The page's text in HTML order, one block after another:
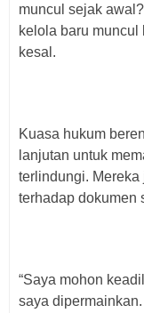
muncul sejak
kelola baru muncul
kesal.
Kuasa hukum
lanjutan untuk
terlindungi.
terhadap dokumen
“Saya mohon
saya